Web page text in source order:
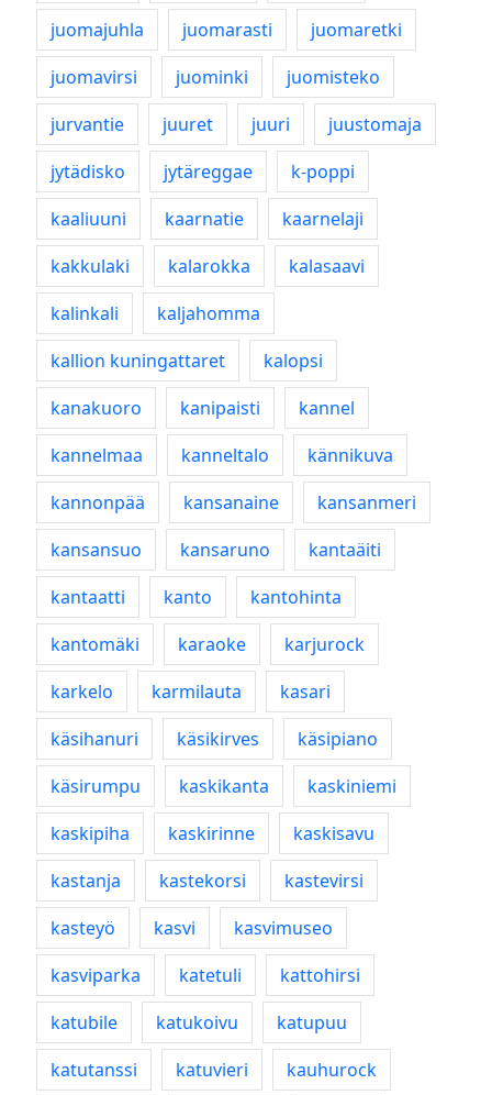
juomajuhla juomarasti
juomaretki
juomavirsi
juominki
juomisteko
jurvantie
juuret juuri
juustomaja
jytädisko
jytäreggae
k-poppi
kaaliuuni
kaarnatie
kaarnelaji
kakkulaki
kalarokka
kalasaavi
kalinkali
kaljahomma
kallion kuningattaret
kalopsi
kanakuoro
kanipaisti
kannel
kannelmaa
kanneltalo
kännikuva
kannonpää
kansanaine
kansanmeri
kansansuo
kansaruno
kantaäiti
kantaatti
kanto
kantohinta
kantomäki
karaoke
karjurock
karkelo
karmilauta
kasari
käsihanuri
käsikirves
käsipiano
käsirumpu
kaskikanta
kaskiniemi
kaskipiha
kaskirinne
kaskisavu
kastanja
kastekorsi
kastevirsi
kasteyö
kasvi
kasvimuseo
kasviparka
katetuli
kattohirsi
katubile
katukoivu
katupuu
katutanssi
katuvieri
kauhurock